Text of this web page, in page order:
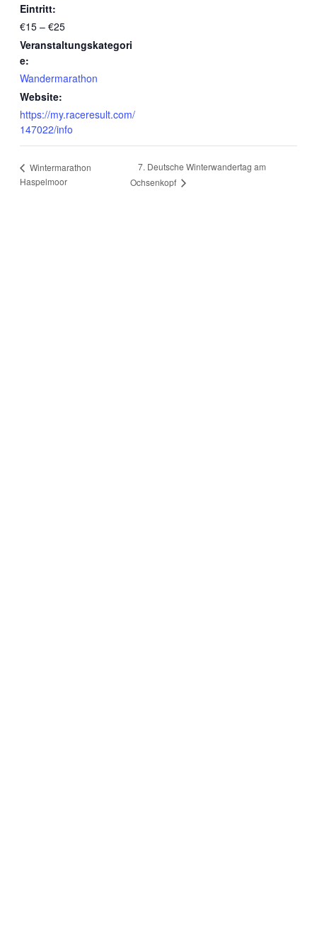
Eintritt:
€15 – €25
Veranstaltungskategori
e:
Wandermarathon
Website:
https://my.raceresult.com/
147022/info
Wintermarathon
Haspelmoor
7. Deutsche Winterwandertag am
Ochsenkopf